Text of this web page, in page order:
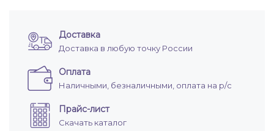
Доставка
Доставка в любую точку России
Оплата
Наличными, безналичными, оплата на р/с
Прайс-лист
Скачать каталог